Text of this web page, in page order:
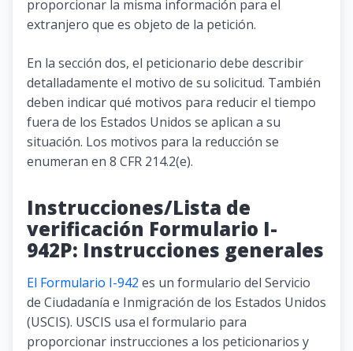
proporcionar la misma información para el
extranjero que es objeto de la petición.
En la sección dos, el peticionario debe describir
detalladamente el motivo de su solicitud. También
deben indicar qué motivos para reducir el tiempo
fuera de los Estados Unidos se aplican a su
situación. Los motivos para la reducción se
enumeran en 8 CFR 214.2(e).
Instrucciones/Lista de
verificación Formulario I-
942P: Instrucciones generales
El Formulario I-942 es un formulario del Servicio
de Ciudadanía e Inmigración de los Estados Unidos
(USCIS). USCIS usa el formulario para
proporcionar instrucciones a los peticionarios y